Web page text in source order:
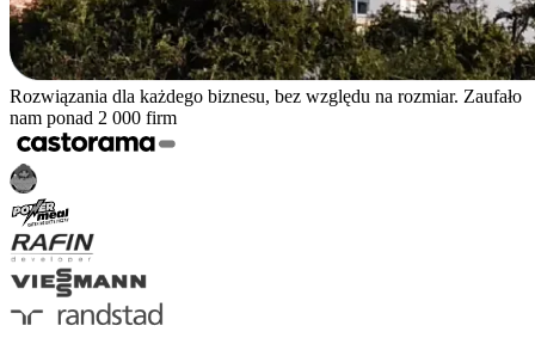
Rozwiązania dla każdego biznesu, bez względu na rozmiar. Zaufało
nam ponad 2 000 firm